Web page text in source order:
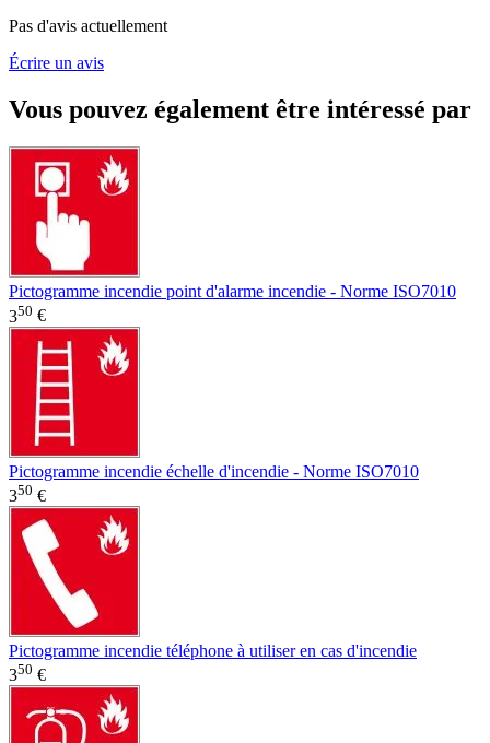
Pas d'avis actuellement
Écrire un avis
Vous pouvez également être intéressé par
Pictogramme incendie point d'alarme incendie - Norme ISO7010
350 €
Pictogramme incendie échelle d'incendie - Norme ISO7010
350 €
Pictogramme incendie téléphone à utiliser en cas d'incendie
350 €